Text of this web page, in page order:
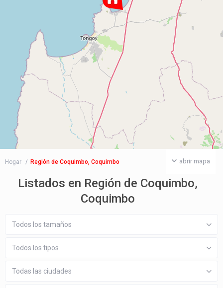
abrir mapa
Hogar Región de Coquimbo, Coquimbo
Listados en Región de Coquimbo,
Coquimbo
Todos los tamaños
Todos los tipos
Todas las ciudades